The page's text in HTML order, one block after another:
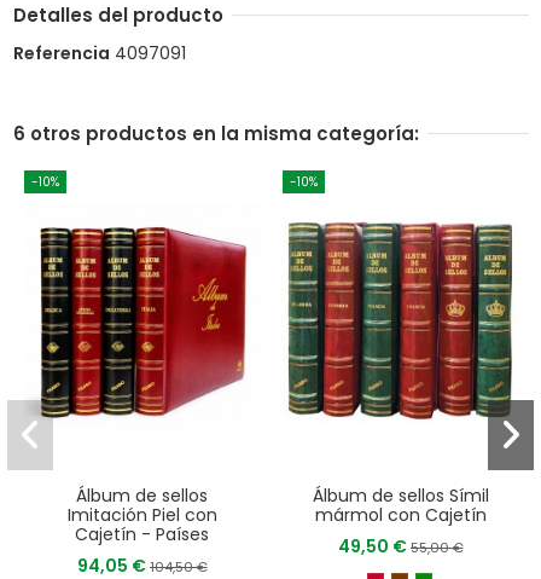
Detalles del producto
Referencia 4097091
6 otros productos en la misma categoría:
-10%
Álbum de sellos
Imitación Piel con
Cajetín - Países
94,05 €104,50 €
-10%
Álbum de sellos Símil
mármol con Cajetín
49,50 €55,00 €